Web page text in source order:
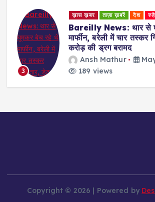
3
ख़ास ख़बर ताज़ा ख़बरें देश
Bareilly News: थार से
मार्फीन, बरेली में चार तस्कर
करोड़ की ड्रग बरामद
Ansh Mathur
189 views
Copyright © 2026 | Powered by